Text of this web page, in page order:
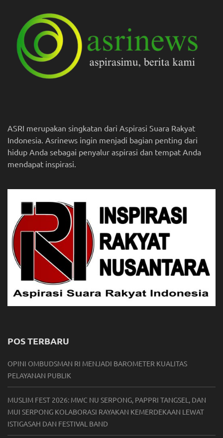
ASRI merupakan singkatan dari Aspirasi Suara Rakyat
Indonesia. Asrinews ingin menjadi bagian penting dari
hidup Anda sebagai penyalur aspirasi dan tempat Anda
mendapat inspirasi.
POS TERBARU
OPINI OMBUDSMAN RI MENJADI BAROMETER KUALITAS
PELAYANAN PUBLIK
MUSLIM FEST 2026: MWC NU SERPONG, PAPPRI TANGSEL, DAN
MUI SERPONG KOLABORASI RAYAKAN KEMERDEKAAN LEWAT
ISTIGASAH DAN FESTIVAL BAND